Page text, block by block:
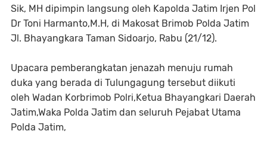
Sik, MH dipimpin langsung oleh Kapolda Jatim Irjen Pol
Dr Toni Harmanto,M.H, di Makosat Brimob Polda Jatim
Jl. Bhayangkara Taman Sidoarjo, Rabu (21/12).
Upacara pemberangkatan jenazah menuju rumah
duka yang berada di Tulungagung tersebut diikuti
oleh Wadan Korbrimob Polri,Ketua Bhayangkari Daerah
Jatim,Waka Polda Jatim dan seluruh Pejabat Utama
Polda Jatim,